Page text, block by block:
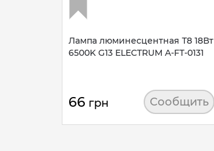
Лампа люминесцентная Т8 18Вт
6500K G13 ELECTRUM A-FT-0131
66 грн Сообщить